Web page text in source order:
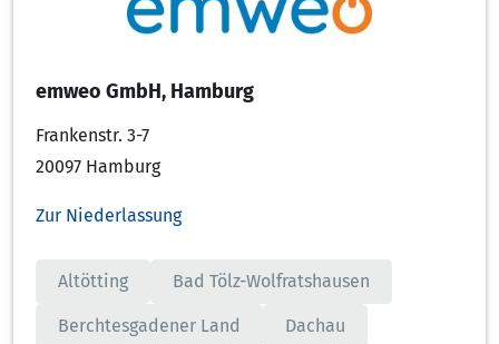
emweo GmbH, Hamburg
Frankenstr. 3-7
20097 Hamburg
Zur Niederlassung
Altötting Bad Tölz-Wolfratshausen
Berchtesgadener Land Dachau